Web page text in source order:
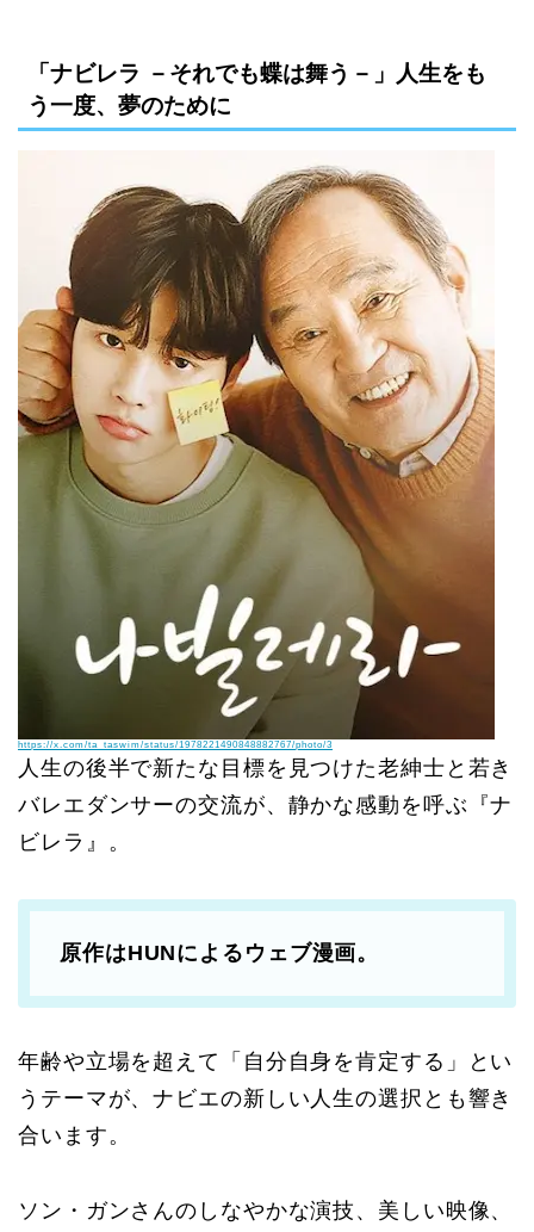
「ナビレラ －それでも蝶は舞う－」人生をも
う一度、夢のために
https://x.com/ta_taswim/status/1978221490848882767/photo/3
人生の後半で新たな目標を見つけた老紳士と若き
バレエダンサーの交流が、静かな感動を呼ぶ『ナ
ビレラ』。
原作はHUNによるウェブ漫画。
年齢や立場を超えて「自分自身を肯定する」とい
うテーマが、ナビエの新しい人生の選択とも響き
合います。
ソン・ガンさんのしなやかな演技、美しい映像、